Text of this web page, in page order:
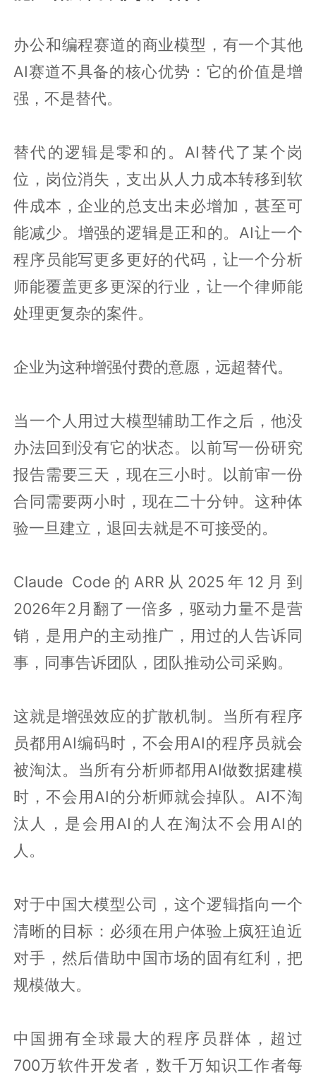
办公和编程赛道的商业模型，有一个其他
AI赛道不具备的核心优势：它的价值是增
强，不是替代。
替代的逻辑是零和的。AI替代了某个岗
位，岗位消失，支出从人力成本转移到软
件成本，企业的总支出未必增加，甚至可
能减少。增强的逻辑是正和的。AI让一个
程序员能写更多更好的代码，让一个分析
师能覆盖更多更深的行业，让一个律师能
处理更复杂的案件。
企业为这种增强付费的意愿，远超替代。
当一个人用过大模型辅助工作之后，他没
办法回到没有它的状态。以前写一份研究
报告需要三天，现在三小时。以前审一份
合同需要两小时，现在二十分钟。这种体
验一旦建立，退回去就是不可接受的。
Claude Code的ARR从2025年12月到
2026年2月翻了一倍多，驱动力量不是营
销，是用户的主动推广，用过的人告诉同
事，同事告诉团队，团队推动公司采购。
这就是增强效应的扩散机制。当所有程序
员都用AI编码时，不会用AI的程序员就会
被淘汰。当所有分析师都用AI做数据建模
时，不会用AI的分析师就会掉队。AI不淘
汰人，是会用AI的人在淘汰不会用AI的
人。
对于中国大模型公司，这个逻辑指向一个
清晰的目标：必须在用户体验上疯狂迫近
对手，然后借助中国市场的固有红利，把
规模做大。
中国拥有全球最大的程序员群体，超过
700万软件开发者，数千万知识工作者每